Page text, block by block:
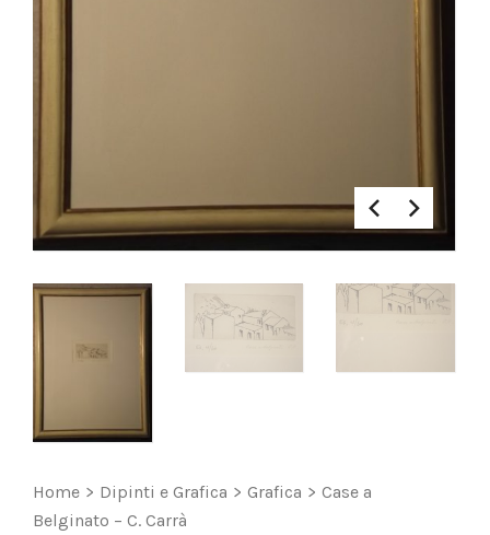
Home > Dipinti e Grafica > Grafica > Case a
Belginato – C. Carrà